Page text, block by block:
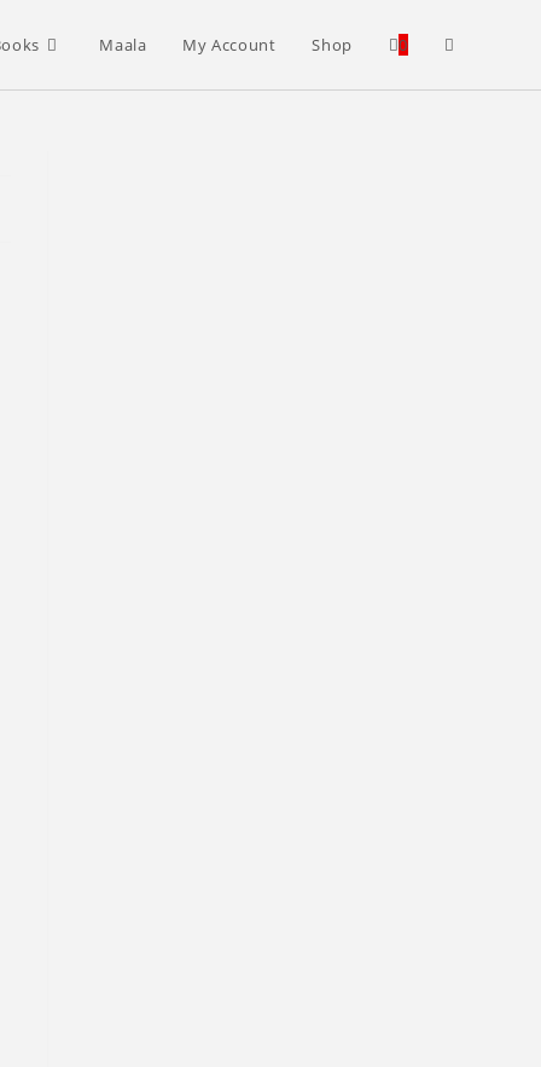
Maala My Account Shop 0 Toggle